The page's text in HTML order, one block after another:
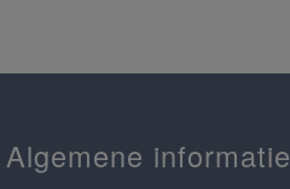
Algemene informatie